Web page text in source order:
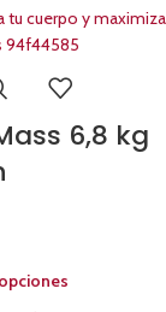
6,8 kg